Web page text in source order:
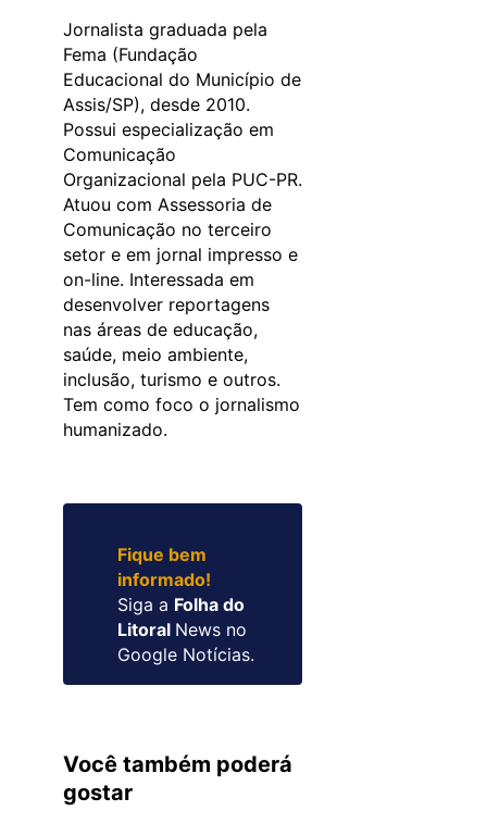
Jornalista graduada pela
Fema (Fundação
Educacional do Município de
Assis/SP), desde 2010.
Possui especialização em
Comunicação
Organizacional pela PUC-PR.
Atuou com Assessoria de
Comunicação no terceiro
setor e em jornal impresso e
on-line. Interessada em
desenvolver reportagens
nas áreas de educação,
saúde, meio ambiente,
inclusão, turismo e outros.
Tem como foco o jornalismo
humanizado.
Fique bem
informado!
Siga a Folha do
Litoral News no
Google Notícias.
Você também poderá
gostar